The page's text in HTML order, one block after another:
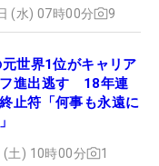
(水) 07時00分 9
世界1位がキャリア
進出逃す 18年連
止符「何事も永遠に
土) 10時00分 1